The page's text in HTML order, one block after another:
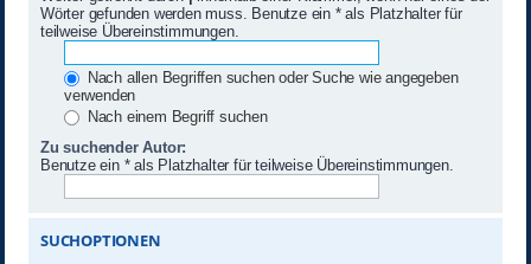
Wörter gefunden werden muss. Benutze ein * als Platzhalter für
teilweise Übereinstimmungen.
Nach allen Begriffen suchen oder Suche wie angegeben
verwenden
Nach einem Begriff suchen
Zu suchender Autor:
Benutze ein * als Platzhalter für teilweise Übereinstimmungen.
SUCHOPTIONEN